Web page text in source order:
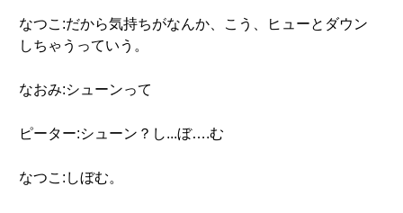
なつこ:だから気持ちがなんか、こう、ヒューとダウン
しちゃうっていう。
なおみ:シューンって
ピーター:シューン？し...ぼ….む
なつこ:しぼむ。